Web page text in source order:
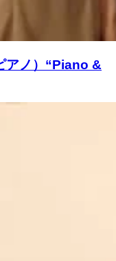
アノ）“Piano &